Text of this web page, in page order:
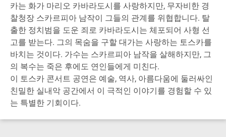
카는 화가 마리오 카바라도시를 사랑하지만, 무자비한 경
찰청장 스카르피아 남작이 그들의 관계를 위협합니다. 탈
출한 정치범을 도운 죄로 카바라도시는 체포되어 사형 선
고를 받는다. 그의 목숨을 구할 대가는 사랑하는 토스카를
바치는 것이다. 가수는 스카르피아 남작을 살해하지만, 그
의 복수는 죽은 후에도 연인들에게 미친다.
이 토스카 콘서트 공연은 예술, 역사, 아름다움에 둘러싸인
친밀한 실내악 공간에서 이 극적인 이야기를 경험할 수 있
는 특별한 기회이다.